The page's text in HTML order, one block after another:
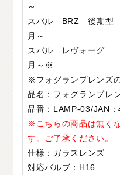
～
スバル BRZ 後期
月～
スバル レヴォーグ
月～※
※フォグランプレンズ
品名：フォグランプレ
品番：LAMP-03/JAN
※こちらの商品は無く
す。ご了承ください。
仕様：ガラスレンズ
対応バルブ：H16